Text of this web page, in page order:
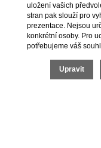
Doprava
2026 ©
uložení vašich
stran pak slouží pro
prezentace. Nejsou
konkrétní osoby. Pro
potřebujeme váš
Upravit